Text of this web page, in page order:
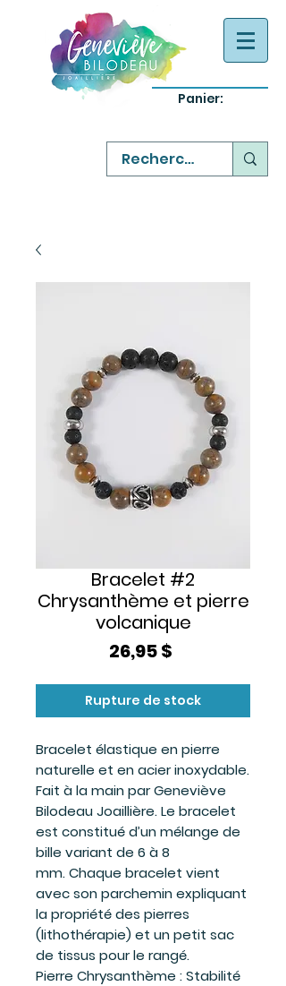
Panier:
Bracelet #2
Chrysanthème et pierre
volcanique
26,95 $
Rupture de stock
Bracelet élastique en pierre
naturelle et en acier inoxydable.
Fait à la main par Geneviève
Bilodeau Joaillière. Le bracelet
est constitué d’un mélange de
bille variant de 6 à 8
mm. Chaque bracelet vient
avec son parchemin expliquant
la propriété des pierres
(lithothérapie) et un petit sac
de tissus pour le rangé.
Pierre Chrysanthème : Stabilité